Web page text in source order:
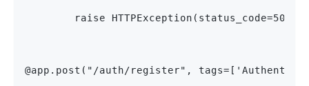
raise HTTPException(status_code=503,
@app.post("/auth/register",